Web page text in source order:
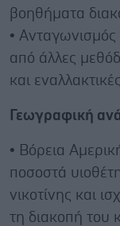
βοηθήματα
•
από άλλες
και
Γεωγραφική
• Βόρεια
ποσοστά
νικοτίνης και
τη διακοπή του